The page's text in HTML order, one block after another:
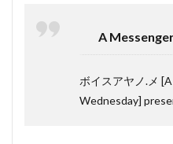
A
ボイスアヤノ.メ
Wednesday]